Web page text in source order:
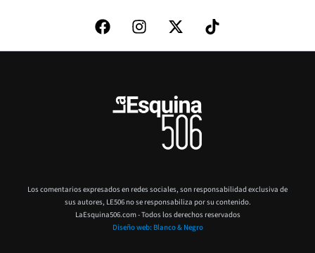
Los comentarios expresados en redes sociales, son responsabilidad exclusiva de
sus autores, LE506 no se responsabiliza por su contenido.
LaEsquina506.com - Todos los derechos reservados
Diseño web: Blanco & Negro